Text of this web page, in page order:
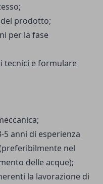
prodotto;
per la fase
tecnici e formulare
anni di esperienza
nel
delle acque);
la lavorazione di